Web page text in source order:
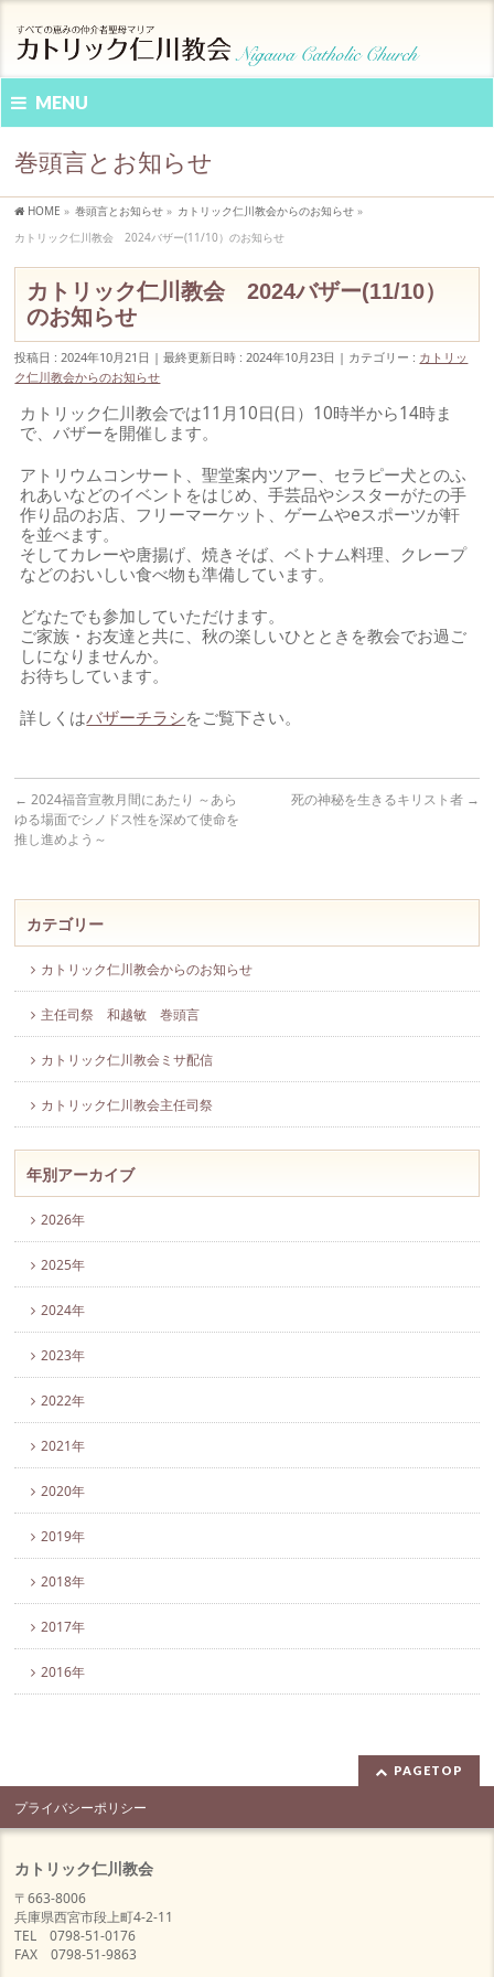
MENU
巻頭言とお知らせ
HOME » 巻頭言とお知らせ » カトリック仁川教会からのお知らせ »
カトリック仁川教会 2024バザー(11/10）のお知らせ
カトリック仁川教会 2024バザー(11/10）
のお知らせ
投稿日 : 2024年10月21日 最終更新日時 : 2024年10月23日 カテゴリー : カトリッ
ク仁川教会からのお知らせ
カトリック仁川教会では11月10日(日）10時半から14時ま
で、バザーを開催します。
アトリウムコンサート、聖堂案内ツアー、セラピー犬とのふ
れあいなどのイベントをはじめ、手芸品やシスターがたの手
作り品のお店、フリーマーケット、ゲームやeスポーツが軒
を並べます。
そしてカレーや唐揚げ、焼きそば、ベトナム料理、クレープ
などのおいしい食べ物も準備しています。
どなたでも参加していただけます。
ご家族・お友達と共に、秋の楽しいひとときを教会でお過ご
しになりませんか。
お待ちしています。
詳しくはバザーチラシをご覧下さい。
← 2024福音宣教月間にあたり ～あら
ゆる場面でシノドス性を深めて使命を
推し進めよう～
死の神秘を生きるキリスト者 →
カテゴリー
カトリック仁川教会からのお知らせ
主任司祭 和越敏 巻頭言
カトリック仁川教会ミサ配信
カトリック仁川教会主任司祭
年別アーカイブ
2026年
2025年
2024年
2023年
2022年
2021年
2020年
2019年
2018年
2017年
2016年
PAGETOP
プライバシーポリシー
カトリック仁川教会
〒663-8006
兵庫県西宮市段上町4-2-11
TEL 0798-51-0176
FAX 0798-51-9863